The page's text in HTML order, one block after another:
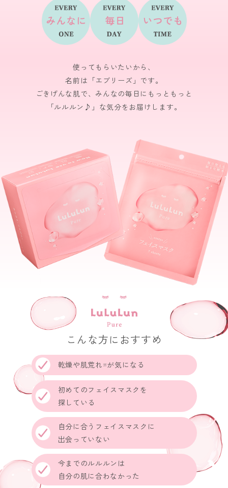
使ってもらいたいから、
名前は「エブリーズ」です。
ごきげんな肌で、みんなの毎日にもっともっと
「ルルルン♪」な気分をお届けします。
こんな方におすすめ
乾燥や肌荒れ ※が気になる
初めてのフェイスマスクを
探している
自分に合うフェイスマスクに
出会っていない
今までのルルルンは
自分の肌に合わなかった